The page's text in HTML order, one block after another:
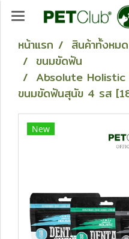
หน้าแรก สินค้าทั้งหมด
ขนมขัดฟัน
Absolute
ขนมขัดฟันสุนัข 4 รส
New